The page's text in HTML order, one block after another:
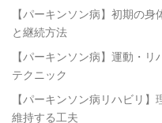
【パーキンソン病】初期の
と継続方法
【パーキンソン病】運動・
テクニック
【パーキンソン病リハビリ
維持する工夫